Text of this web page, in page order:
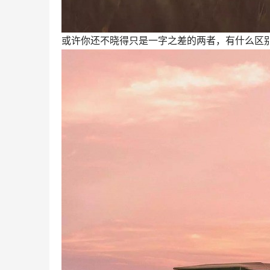
或许你还不晓得只是一字之差的两者，有什么区